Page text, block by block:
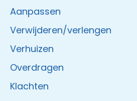
Aanpassen
Verwijderen/verlengen
Verhuizen
Overdragen
Klachten